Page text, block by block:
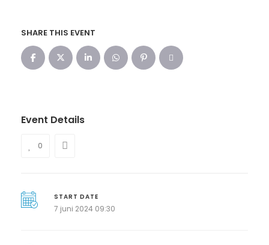
SHARE THIS EVENT
Event Details
0
START DATE
7 juni 2024 09:30